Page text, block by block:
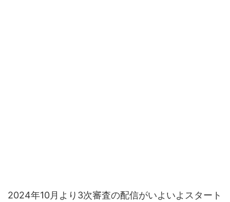
2024年10月より3次審査の配信がいよいよスタート